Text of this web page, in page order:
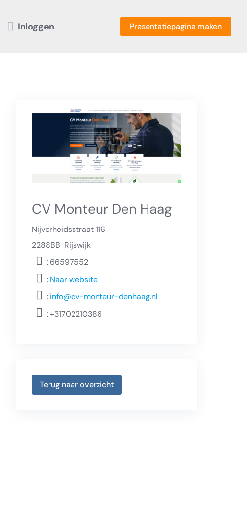
Inloggen Presentatiepagina maken
CV Monteur Den Haag
Nijverheidsstraat 116
2288BB Rijswijk
: 66597552
:Naar website
: info@cv-monteur-denhaag.nl
:+31702210386
Terug naar overzicht